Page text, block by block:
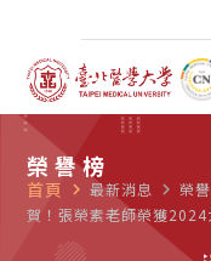
榮譽榜
首頁 navigate_next 最新消息 navigate_next 榮
賀！張榮素老師榮獲